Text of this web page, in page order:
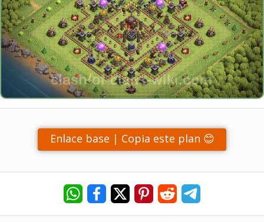
Enlace base | Copia este plan 😊